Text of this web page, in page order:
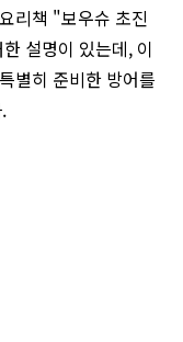
리책 "보우슈 초진
설명이 있는데, 이
별히 준비한 방어를